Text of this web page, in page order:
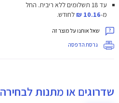
עד 18 תשלומים ללא ריבית.
החל
מ-10.16 ₪ לחודש.
שאל אותנו על מוצר זה
גרסת הדפסה
שדרוגים או מתנות לבחירה